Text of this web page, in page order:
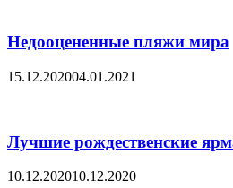
Недооцененные пляжи мира
15.12.202004.01.2021
Лучшие рождественские
10.12.202010.12.2020